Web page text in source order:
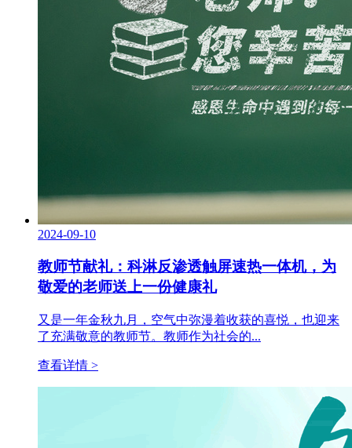
2024-09-10
教师节献礼：科淋反渗透触屏速热一体机，为
敬爱的老师送上一份健康礼
又是一年金秋九月，空气中弥漫着收获的喜悦，也迎来
了充满敬意的教师节。教师作为社会的...
查看详情 >